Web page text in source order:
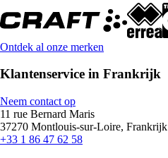
Ontdek al onze merken
Klantenservice in Frankrijk
Neem contact op
11 rue Bernard Maris
37270 Montlouis-sur-Loire, Frankrijk
+33 1 86 47 62 58